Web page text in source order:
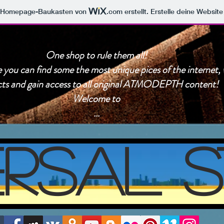
Baukasten von .com erstellt. Erstelle deine
One shop to rule them all!
can find some the most unique pices of the internet,
and gain access to all original ATMODEPTH content!
Welcome to
...